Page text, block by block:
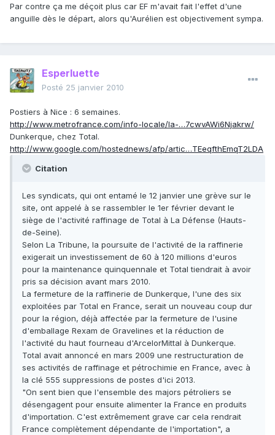
Par contre ça me déçoit plus car EF m'avait fait l'effet d'une
anguille dès le départ, alors qu'Aurélien est objectivement sympa.
Esperluette
Posté 25 janvier 2010
Postiers à Nice : 6 semaines.
http://www.metrofrance.com/info-locale/la-…7cwvAWi6Njakrw/
Dunkerque, chez Total.
http://www.google.com/hostednews/afp/artic…TEeqfthEmqT2LDA
Citation
Les syndicats, qui ont entamé le 12 janvier une grève sur le
site, ont appelé à se rassembler le 1er février devant le
siège de l'activité raffinage de Total à La Défense (Hauts-
de-Seine).
Selon La Tribune, la poursuite de l'activité de la raffinerie
exigerait un investissement de 60 à 120 millions d'euros
pour la maintenance quinquennale et Total tiendrait à avoir
pris sa décision avant mars 2010.
La fermeture de la raffinerie de Dunkerque, l'une des six
exploitées par Total en France, serait un nouveau coup dur
pour la région, déjà affectée par la fermeture de l'usine
d'emballage Rexam de Gravelines et la réduction de
l'activité du haut fourneau d'ArcelorMittal à Dunkerque.
Total avait annoncé en mars 2009 une restructuration de
ses activités de raffinage et pétrochimie en France, avec à
la clé 555 suppressions de postes d'ici 2013.
"On sent bien que l'ensemble des majors pétroliers se
désengagent pour ensuite alimenter la France en produits
d'importation. C'est extrêmement grave car cela rendrait
France complètement dépendante de l'importation", a